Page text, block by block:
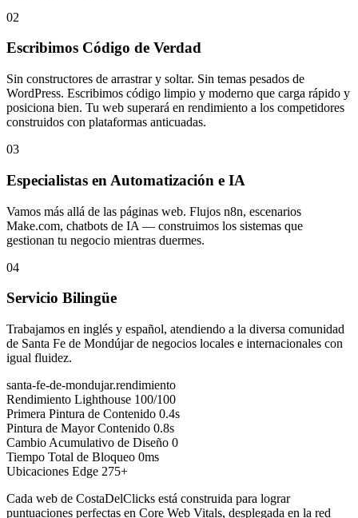
02
Escribimos Código de Verdad
Sin constructores de arrastrar y soltar. Sin temas pesados de
WordPress. Escribimos código limpio y moderno que carga rápido y
posiciona bien. Tu web superará en rendimiento a los competidores
construidos con plataformas anticuadas.
03
Especialistas en Automatización e IA
Vamos más allá de las páginas web. Flujos n8n, escenarios
Make.com, chatbots de IA — construimos los sistemas que
gestionan tu negocio mientras duermes.
04
Servicio Bilingüe
Trabajamos en inglés y español, atendiendo a la diversa comunidad
de Santa Fe de Mondújar de negocios locales e internacionales con
igual fluidez.
santa-fe-de-mondujar.rendimiento
Rendimiento Lighthouse 100/100
Primera Pintura de Contenido 0.4s
Pintura de Mayor Contenido 0.8s
Cambio Acumulativo de Diseño 0
Tiempo Total de Bloqueo 0ms
Ubicaciones Edge 275+
Cada web de CostaDelClicks está construida para lograr
puntuaciones perfectas en Core Web Vitals, desplegada en la red